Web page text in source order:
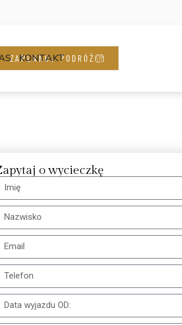
KONTAKT
ZAPLANUJ PODRÓŻ
o wycieczkę